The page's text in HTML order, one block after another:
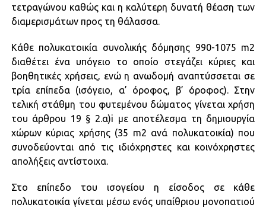
τετραγώνου καθώς και η καλύτερη δυνατή θέαση των
διαμερισμάτων προς τη θάλασσα.
Κάθε πολυκατοικία συνολικής δόμησης 990-1075 m2
διαθέτει ένα υπόγειο το οποίο στεγάζει κύριες και
βοηθητικές χρήσεις, ενώ η ανωδομή αναπτύσσεται σε
τρία επίπεδα (ισόγειο, α’ όροφος, β’ όροφος). Στην
τελική στάθμη του φυτεμένου δώματος γίνεται χρήση
του άρθρου 19 § 2.α)i με αποτέλεσμα τη δημιουργία
χώρων κύριας χρήσης (35 m2 ανά πολυκατοικία) που
συνοδεύονται από τις ιδιόχρηστες και κοινόχρηστες
απολήξεις αντίστοιχα.
Στο επίπεδο του ισογείου η είσοδος σε κάθε
πολυκατοικία γίνεται μέσω ενός υπαίθριου μονοπατιού